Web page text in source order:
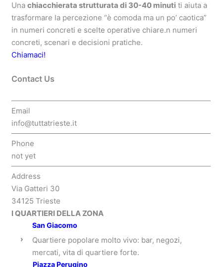
Una chiacchierata strutturata di 30-40 minuti ti aiuta a
trasformare la percezione “è comoda ma un po’ caotica”
in numeri concreti e scelte operative chiare.n numeri
concreti, scenari e decisioni pratiche.
Chiamaci!
Contact Us
Email
info@tuttatrieste.it
Phone
not yet
Address
Via Gatteri 30
34125 Trieste
I QUARTIERI DELLA ZONA
›
San Giacomo
Quartiere popolare molto vivo: bar, negozi,
mercati, vita di quartiere forte.
Piazza Perugino